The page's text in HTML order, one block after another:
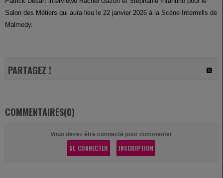
Salon des Métiers qui aura lieu le 22 janvier 2026 à la Scène Intermills de
Malmedy.
PARTAGEZ !
COMMENTAIRES(0)
Vous devez être connecté pour commenter
SE CONNECTER INSCRIPTION